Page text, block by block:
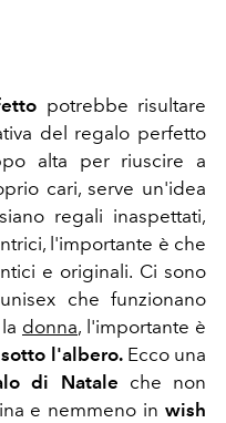
potrebbe risultare
del regalo perfetto
alta per riuscire a
cari, serve un'idea
regali inaspettati,
l'importante è che
e originali. Ci sono
unisex che funzionano
donna, l'importante è
l'albero.Ecco una
di Natale che non
e nemmeno in wish